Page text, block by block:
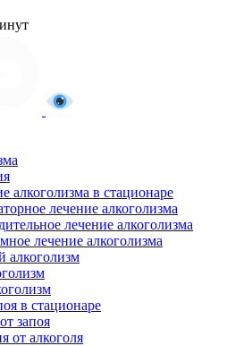
алкоголизма в стационаре
лечение алкоголизма
лечение алкоголизма
лечение алкоголизма
алкоголизм
в стационаре
запоя
от алкоголя